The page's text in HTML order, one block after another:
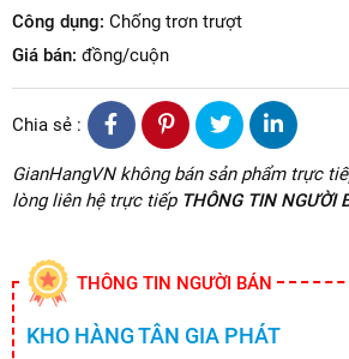
Công dụng: Chống trơn trượt
Giá bán: đồng/cuộn
Chia sẻ :
GianHangVN không bán sản phẩm trực
lòng liên hệ trực tiếp THÔNG TIN NGƯỜI
THÔNG TIN NGƯỜI BÁN
KHO HÀNG TÂN GIA PHÁT